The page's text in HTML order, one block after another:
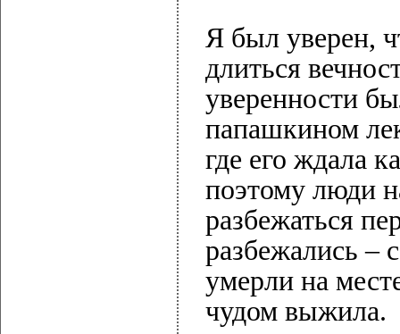
Я был уверен,
длиться
уверенности
папашкином
где его ждала
поэтому люди
разбежаться
разбежались –
умерли на
чудом выжила.